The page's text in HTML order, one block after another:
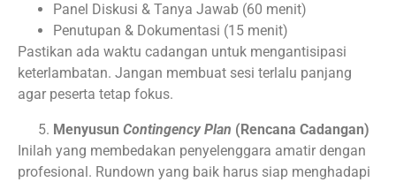
Panel Diskusi & Tanya Jawab (60 menit)
Penutupan & Dokumentasi (15 menit)
Pastikan ada waktu cadangan untuk mengantisipasi
keterlambatan. Jangan membuat sesi terlalu panjang
agar peserta tetap fokus.
Menyusun Contingency Plan (Rencana Cadangan)
Inilah yang membedakan penyelenggara amatir dengan
profesional. Rundown yang baik harus siap menghadapi